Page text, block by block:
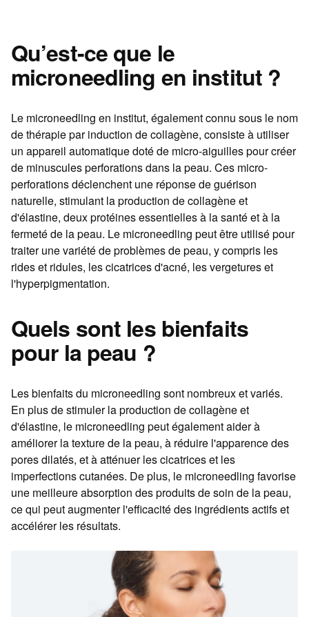
Qu’est-ce que le
microneedling en institut ?
Le microneedling en institut, également connu sous le nom
de thérapie par induction de collagène, consiste à utiliser
un appareil automatique doté de micro-aiguilles pour créer
de minuscules perforations dans la peau. Ces micro-
perforations déclenchent une réponse de guérison
naturelle, stimulant la production de collagène et
d'élastine, deux protéines essentielles à la santé et à la
fermeté de la peau. Le microneedling peut être utilisé pour
traiter une variété de problèmes de peau, y compris les
rides et ridules, les cicatrices d'acné, les vergetures et
l'hyperpigmentation.
Quels sont les bienfaits
pour la peau ?
Les bienfaits du microneedling sont nombreux et variés.
En plus de stimuler la production de collagène et
d'élastine, le microneedling peut également aider à
améliorer la texture de la peau, à réduire l'apparence des
pores dilatés, et à atténuer les cicatrices et les
imperfections cutanées. De plus, le microneedling favorise
une meilleure absorption des produits de soin de la peau,
ce qui peut augmenter l'efficacité des ingrédients actifs et
accélérer les résultats.